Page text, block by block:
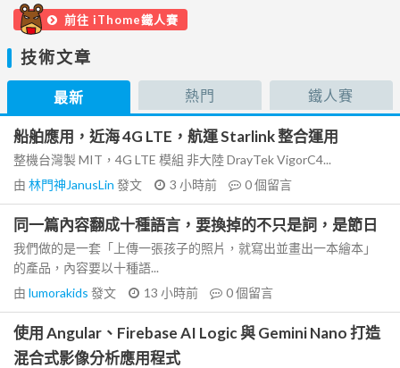
前往 iThome鐵人賽
技術文章
最新 熱門 鐵人賽
船舶應用，近海 4G LTE，航運 Starlink 整合運用
整機台灣製 MIT，4G LTE 模組 非大陸 DrayTek VigorC4...
由 林門神JanusLin 發文 3 小時前 0個留言
同一篇內容翻成十種語言，要換掉的不只是詞，是節日
我們做的是一套「上傳一張孩子的照片，就寫出並畫出一本繪本」
的產品，內容要以十種語...
由 lumorakids 發文 13 小時前 0個留言
使用 Angular、Firebase AI Logic 與 Gemini Nano 打造
混合式影像分析應用程式